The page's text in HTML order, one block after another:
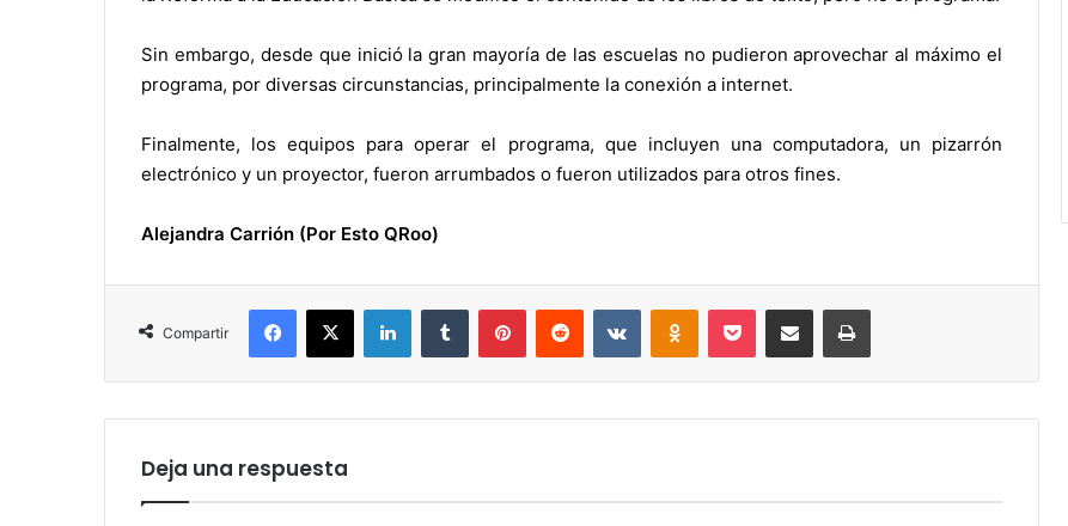
Sin embargo, desde que inició la gran mayoría de las escuelas no pudieron aprovechar al máximo el
programa, por diversas circunstancias, principalmente la conexión a internet.
Finalmente, los equipos para operar el programa, que incluyen una computadora, un pizarrón
electrónico y un proyector, fueron arrumbados o fueron utilizados para otros fines.
Alejandra Carrión (Por Esto QRoo)
Compartir
Facebook
X LinkedInTumblr PinterestReddit VKontakteOdnoklassniki
Pocket Compartir por correo electrónicoImprimir
Deja una respuesta